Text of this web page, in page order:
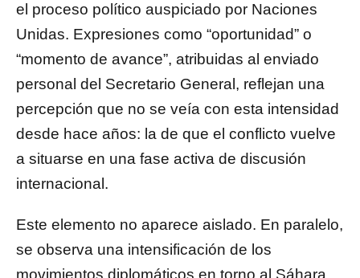
el proceso político auspiciado por Naciones
Unidas. Expresiones como “oportunidad” o
“momento de avance”, atribuidas al enviado
personal del Secretario General, reflejan una
percepción que no se veía con esta intensidad
desde hace años: la de que el conflicto vuelve
a situarse en una fase activa de discusión
internacional.
Este elemento no aparece aislado. En paralelo,
se observa una intensificación de los